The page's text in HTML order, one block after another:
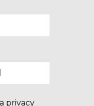
privacy